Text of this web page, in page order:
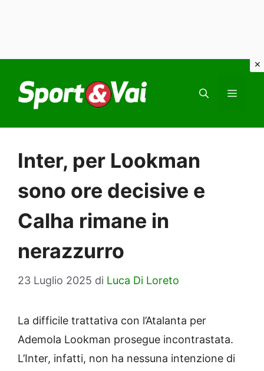
contenuto
Inter, per Lookman
sono ore decisive e
Calha rimane in
nerazzurro
23 Luglio 2025 di Luca Di Loreto
La difficile trattativa con l’Atalanta per
Ademola Lookman prosegue incontrastata.
L’Inter, infatti, non ha nessuna intenzione di